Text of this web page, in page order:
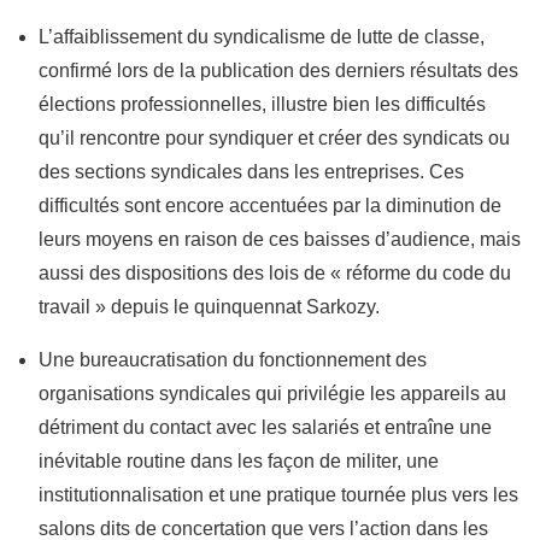
L’affaiblissement du syndicalisme de lutte de classe,
confirmé lors de la publication des derniers résultats des
élections professionnelles, illustre bien les difficultés
qu’il rencontre pour syndiquer et créer des syndicats ou
des sections syndicales dans les entreprises. Ces
difficultés sont encore accentuées par la diminution de
leurs moyens en raison de ces baisses d’audience, mais
aussi des dispositions des lois de « réforme du code du
travail » depuis le quinquennat Sarkozy.
Une bureaucratisation du fonctionnement des
organisations syndicales qui privilégie les appareils au
détriment du contact avec les salariés et entraîne une
inévitable routine dans les façon de militer, une
institutionnalisation et une pratique tournée plus vers les
salons dits de concertation que vers l’action dans les